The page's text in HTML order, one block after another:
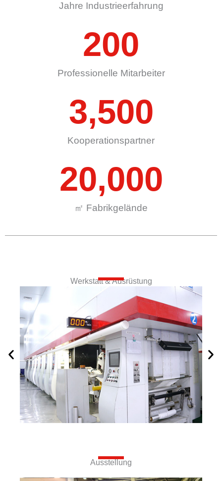
Jahre Industrieerfahrung
Professionelle Mitarbeiter
200
Kooperationspartner
3,500
㎡ Fabrikgelände
20,000
Werkstatt & Ausrüstung
Ausstellung